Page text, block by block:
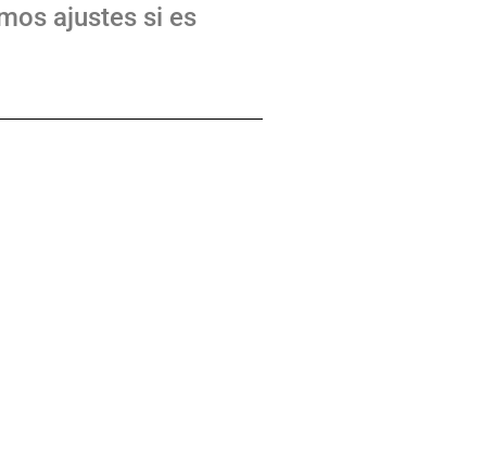
ajustes si es